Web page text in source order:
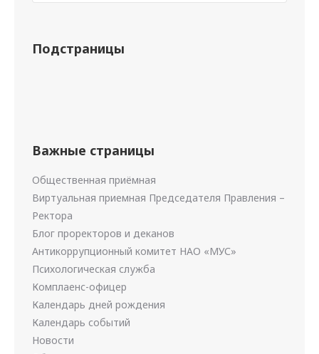
Подстраницы
Важные страницы
Общественная приёмная
Виртуальная приемная Председателя Правления –
Ректора
Блог проректоров и деканов
Антикоррупционный комитет НАО «МУС»
Психологическая служба
Комплаенс-офицер
Календарь дней рождения
Календарь событий
Новости